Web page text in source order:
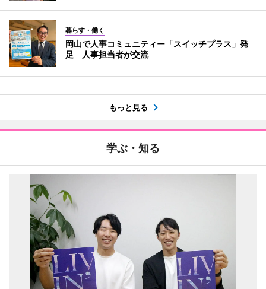
暮らす・働く
岡山で人事コミュニティー「スイッチプラス」発
足 人事担当者が交流
もっと見る
学ぶ・知る